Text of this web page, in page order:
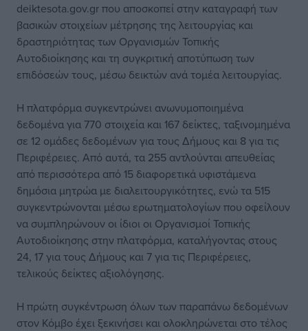
deiktesota.gov.gr που αποσκοπεί στην καταγραφή των
βασικών στοιχείων μέτρησης της λειτουργίας και
δραστηριότητας των Οργανισμών Τοπικής
Αυτοδιοίκησης και τη συγκριτική αποτύπωση των
επιδόσεών τους, μέσω δεικτών ανά τομέα λειτουργίας.
Η πλατφόρμα συγκεντρώνει ανωνυμοποιημένα
δεδομένα για 770 στοιχεία και 167 δείκτες, ταξινομημένα
σε 12 ομάδες δεδομένων για τους Δήμους και 8 για τις
Περιφέρειες. Από αυτά, τα 255 αντλούνται απευθείας
από περισσότερα από 15 διαφορετικά υφιστάμενα
δημόσια μητρώα με διαλειτουργικότητες, ενώ τα 515
συγκεντρώνονται μέσω ερωτηματολογίων που οφείλουν
να συμπληρώνουν οι ίδιοι οι Οργανισμοί Τοπικής
Αυτοδιοίκησης στην πλατφόρμα, καταλήγοντας στους
24, 17 για τους Δήμους και 7 για τις Περιφέρειες,
τελικούς δείκτες αξιολόγησης.
Η πρώτη συγκέντρωση όλων των παραπάνω δεδομένων
στον Κόμβο έχει ξεκινήσει και ολοκληρώνεται στο τέλος